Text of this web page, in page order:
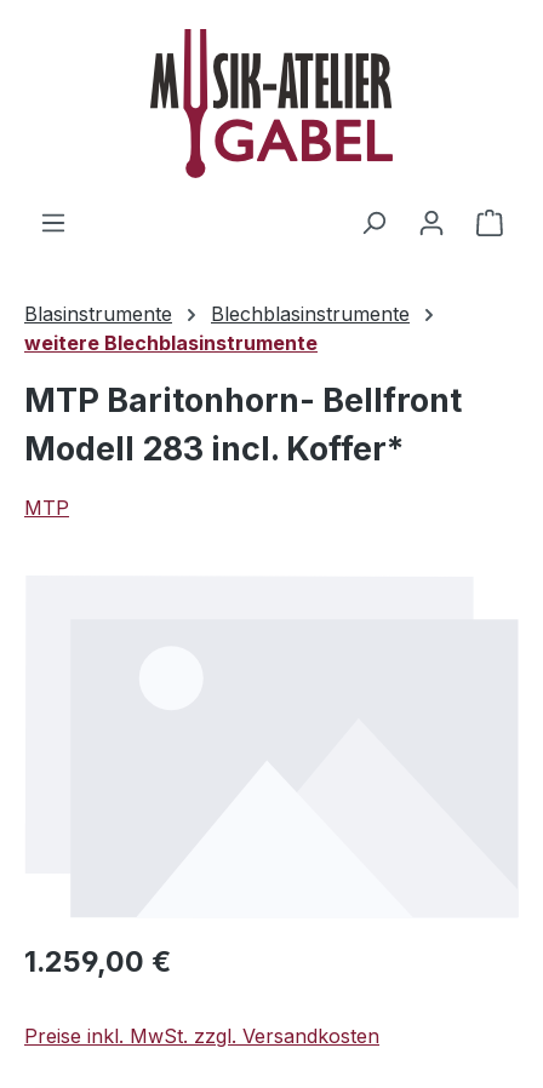
Zum Hauptinhalt springen
Blasinstrumente
Blechblasinstrumente
weitere Blechblasinstrumente
MTP Baritonhorn- Bellfront
Modell 283 incl. Koffer*
MTP
Regulärer Preis:
1.259,00 €
Preise inkl. MwSt. zzgl. Versandkosten